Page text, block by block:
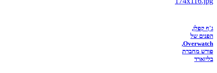
ג'ף קפלן,
הפנים של
Overwatch,
פורש מחברת
בליזארד